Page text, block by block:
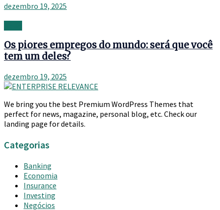
dezembro 19, 2025
Os piores empregos do mundo: será que você
tem um deles?
dezembro 19, 2025
We bring you the best Premium WordPress Themes that
perfect for news, magazine, personal blog, etc. Check our
landing page for details.
Categorias
Banking
Economia
Insurance
Investing
Negócios